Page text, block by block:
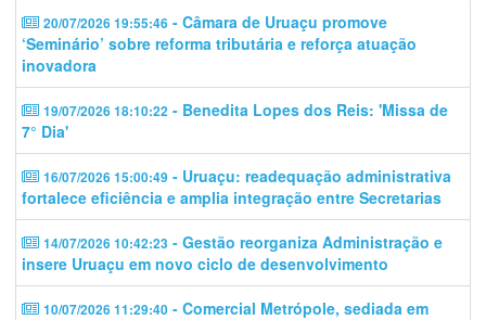
20/07/2026 19:55:46 - Câmara de Uruaçu promove
‘Seminário’ sobre reforma tributária e reforça atuação
inovadora
19/07/2026 18:10:22 - Benedita Lopes dos Reis: 'Missa de
7° Dia'
16/07/2026 15:00:49 - Uruaçu: readequação administrativa
fortalece eficiência e amplia integração entre Secretarias
14/07/2026 10:42:23 - Gestão reorganiza Administração e
insere Uruaçu em novo ciclo de desenvolvimento
10/07/2026 11:29:40 - Comercial Metrópole, sediada em